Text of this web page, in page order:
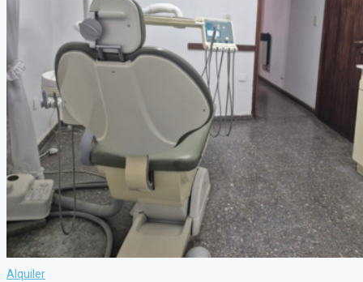
Alquiler